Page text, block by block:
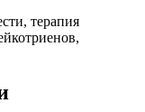
терапия